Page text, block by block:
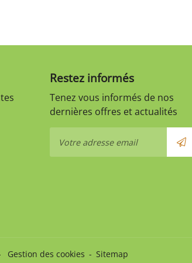
Restez informés
Tenez vous informés de nos
dernières offres et actualités
Gestion des cookies Sitemap